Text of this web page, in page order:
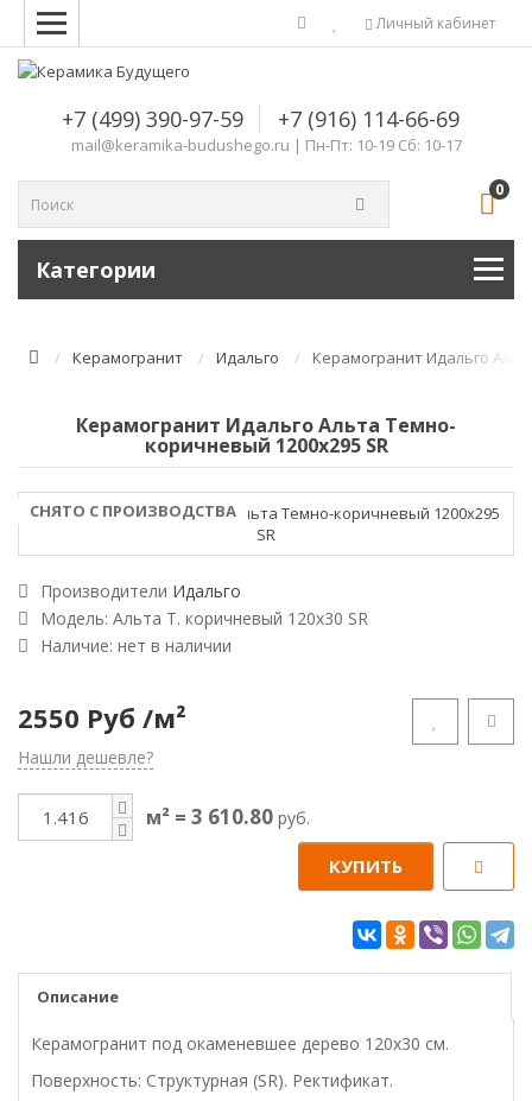
Комплектующие для компьютера
Личный кабинет
+7 (499) 390-97-59 +7 (916) 114-66-69
mail@keramika-budushego.ru | Пн-Пт: 10-19 Сб: 10-17
0
Категории
Керамогранит Идальго Керамогранит Идальго
Керамогранит Идальго Альта Темно-
коричневый 1200х295 SR
СНЯТО С ПРОИЗВОДСТВА
Производители Идальго
Модель: Альта Т. коричневый 120х30 SR
Наличие: нет в наличии
2550 Руб /м²
Нашли дешевле?
м² = 3 610.80 руб.
КУПИТЬ
Описание
Керамогранит под окаменевшее дерево 120х30 см.
Поверхность: Структурная (SR). Ректификат.